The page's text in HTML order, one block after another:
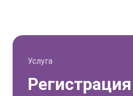
Услуга
Регистрация